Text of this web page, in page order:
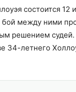
состоится 12
между ними
решением
34-летнего